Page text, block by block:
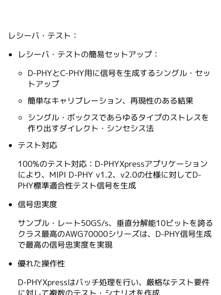
レシーバ・テスト：
レシーバ・テストの簡易セットアップ：
D-PHYとC-PHY用に信号を生成するシングル・セッ
トアップ
簡単なキャリブレーション、再現性のある結果
シングル・ボックスであらゆるタイプのストレスを
作り出すダイレクト・シンセシス法
テスト対応
100%のテスト対応：D-PHYXpressアプリケーション
により、MIPI D-PHY v1.2、v2.0の仕様に対してD-
PHY標準適合性テスト信号を生成
信号忠実度
サンプル・レート50GS/s、垂直分解能10ビットを誇る
クラス最高のAWG70000シリーズは、D-PHY信号生成
で最高の信号忠実度を実現
優れた操作性
D-PHYXpressはバッチ処理を行い、厳格なテスト要件